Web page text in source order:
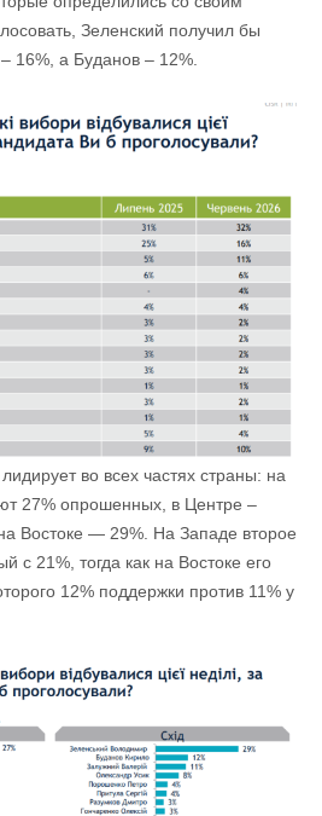
Зеленский получил бы
16%, а Буданов – 12%.
во всех частях страны: на
27% опрошенных, в Центре –
Востоке — 29%. На Западе второе
с 21%, тогда как на Востоке его
12% поддержки против 11% у